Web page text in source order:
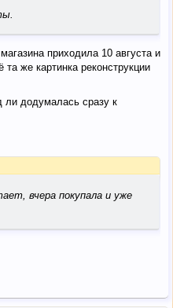
приходила 10 августа и
же картинка реконструкции
додумалась сразу к
вчера покупала и уже